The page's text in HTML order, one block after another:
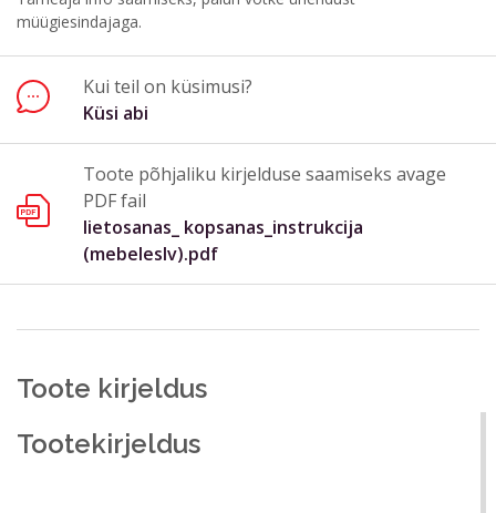
müügiesindajaga.
Kui teil on küsimusi?
Küsi abi
Toote põhjaliku kirjelduse saamiseks avage
PDF fail
lietosanas_ kopsanas_instrukcija
(mebeleslv).pdf
Küsimus või kommentaar*
Saada
Toote kirjeldus
Tootekirjeldus